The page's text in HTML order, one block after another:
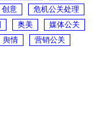
创意
危机公关处理
奥美
媒体公关
舆情
营销公关